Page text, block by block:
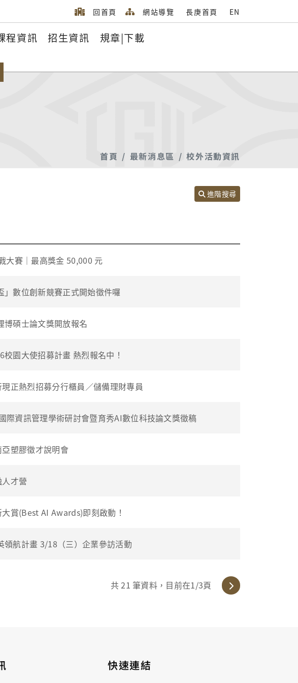
回首頁 網站導覽 長庚首頁 EN
程資訊 招生資訊 規章|下載
首頁 最新消息區 校外活動資訊
進階搜尋
大賽｜最高獎金 50,000 元
」數位創新競賽正式開始徵件囉
博碩士論文獎開放報名
校園大使招募計畫 熱烈報名中！
正熱烈招募分行櫃員／儲備理財專員
際資訊管理學術研討會暨育秀AI數位科技論文獎徵稿
塑膠徵才說明會
人才營
賞(Best AI Awards)即刻啟動！
領航計畫 3/18（三）企業參訪活動
共21 筆資料，目前在1/3頁
快速連結